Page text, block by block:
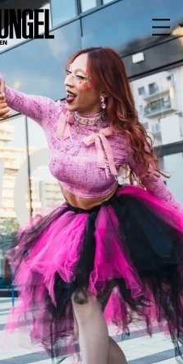
BARRIEREFREI